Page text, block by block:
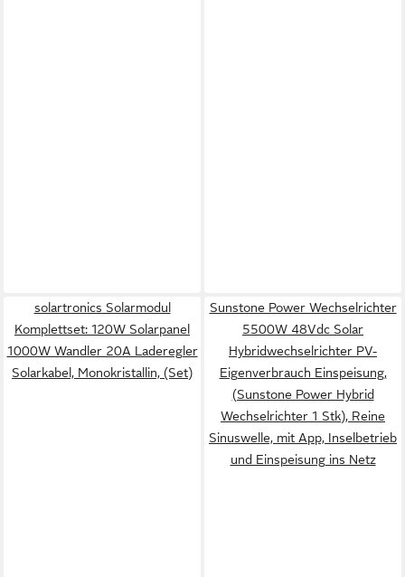
solartronics Solarmodul
Komplettset: 120W Solarpanel
1000W Wandler 20A Laderegler
Solarkabel, Monokristallin, (Set)
Sunstone Power Wechselrichter
5500W 48Vdc Solar
Hybridwechselrichter PV-
Eigenverbrauch Einspeisung,
(Sunstone Power Hybrid
Wechselrichter 1 Stk), Reine
Sinuswelle, mit App, Inselbetrieb
und Einspeisung ins Netz